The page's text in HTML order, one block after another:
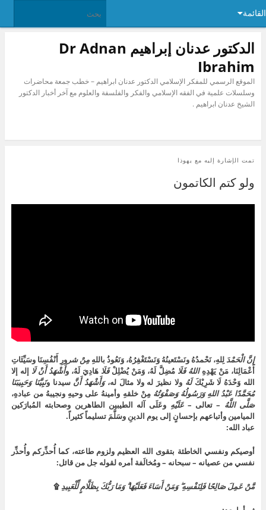
القائمة
الدكتور عدنان إبراهيم Dr Adnan
Ibrahim
الموقع الرسمي للمفكر الإسلامي الدكتور عدنان ابراهيم – خطب جمعة محاضرات
وسلسلات علمية في الفقه الإسلامي والفكر والفلسفة والعلوم مع آخر أخبار الدكتور
الشيخ عدنان ابراهيم .
تمت الإشارة إليه مع يهوذا
ولو كتم الكاتمون
إِنَّ الْحَمْدَلِلهِ، نَحْمدُهُ ونَسْتَعينُهُ وَنَسْتَغْفِرُهُ، وَنَعُوذُ باللهِ مِنْ شر ورِ أَنْفُسِنَا وسَيِّئَاتِ
أَعْمَالِنَا، مَنْ يَهْدِهِاللهُ فَلَا مُضِلَّ لَهُ، وَمَنْ يُضْلِلْفَلَا هَادِيَ لَهُ، وأَشْهَدُ أَنْ لَا إله إلا
الله وَحْدَهُ لَا شَرِيْكَلَهُ ولا نظيرَ له ولا مثالَ له،وَأَشْهَدُ أَنَّ سيدنا ونَبِيَّنَا وَحَبِيبَنَا
مُحَمَّدًا عَبْدُ اللهِ وَرَسُولُهُ وَصَفْوَتُهُ مِنْ خلقهِ وأمينهُ على وحيهِ ونجيبهُ من عبادهِ،
صَلَّى اللَّهُ – تعالى –عَلَيْهِ وعَلَى آله الطيبين الطاهرين وصحابته المُبارَكين
الميامين وأتباعهم بإحسانٍ إلى يوم الدينِ وسَلَّمَ تسليماً كثيراً.
عباد الله:
أوصيكم ونفسي الخاطئة بتقوى الله العظيم ولزوم طاعته، كما أُحذِّركم وأُحذِّر
نفسي من عصيانه – سبحانه – ومُخالَفة أمره لقوله جل من قائل:
مَّنْ عَمِلَ صَالِحًا فَلِنَفْسِهِ ۖ وَمَنْ أَسَاءَ فَعَلَيْهَا ۗ وَمَا رَبُّكَ بِظَلَّامٍ لِّلْعَبِيدِ۩